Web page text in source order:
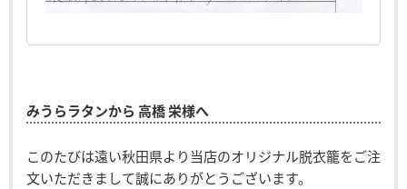
みうらラタンから 高橋 栄様へ
このたびは遠い秋田県より当店のオリジナル脱衣籠をご注
文いただきまして誠にありがとうございます。